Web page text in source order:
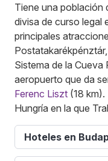
Tiene una población
divisa de curso legal
principales
Postatakarékpénztár,
Sistema de la
aeropuerto que da
Ferenc Liszt (18
Hungría en la que
Hoteles en